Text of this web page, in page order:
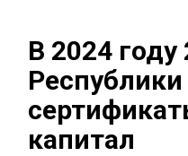
В 2024 году
капитал